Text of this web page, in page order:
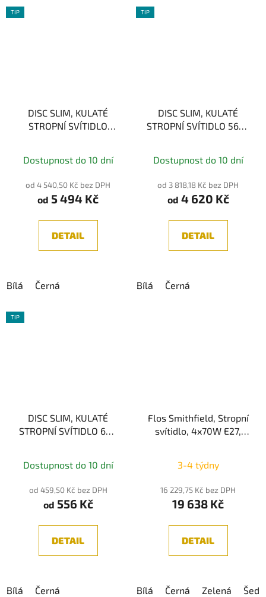
TIP
DISC SLIM, KULATÉ
STROPNÍ SVÍTIDLO
hodnocení
produktu
je
z
Dostupnost do 10 dní
od 4 540,50 Kč bez DPH
od 5 494 Kč
DETAIL
Bílá Černá
TIP
DISC SLIM, KULATÉ
STROPNÍ SVÍTIDLO 56W,
hodnocení
produktu
je
z
Dostupnost do 10 dní
od 3 818,18 Kč bez DPH
od 4 620 Kč
DETAIL
Bílá Černá
TIP
DISC SLIM, KULATÉ
STROPNÍ SVÍTIDLO 6W,
hodnocení
produktu
je
Dostupnost do 10 dní
od 459,50 Kč bez DPH
od 556 Kč
DETAIL
Bílá Černá
Flos Smithfield, Stropní
svítidlo, 4x70W E27,
3-4 týdny
16 229,75 Kč bez DPH
19 638 Kč
DETAIL
Bílá Černá Zelená Šedá